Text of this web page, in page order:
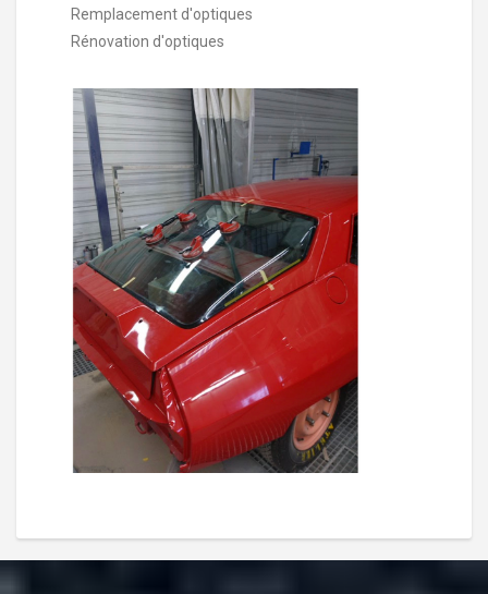
Remplacement d'optiques
Rénovation d'optiques